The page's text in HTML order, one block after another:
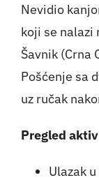
Nevidio
koji se nalazi
Šavnik (Crna
Pošćenje sa
uz ručak
Pregled
Ulazak